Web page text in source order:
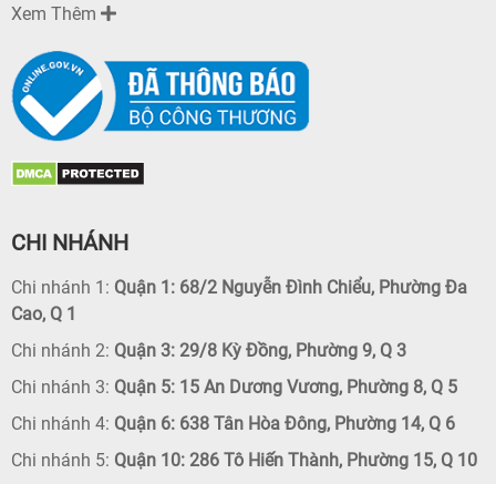
Xem Thêm
CHI NHÁNH
Chi nhánh 1: Quận 1: 68/2 Nguyễn Đình Chiểu, Phường Đa
Cao, Q 1
Chi nhánh 2: Quận 3: 29/8 Kỳ Đồng, Phường 9, Q 3
Chi nhánh 3: Quận 5: 15 An Dương Vương, Phường 8, Q 5
Chi nhánh 4: Quận 6: 638 Tân Hòa Đông, Phường 14, Q 6
Chi nhánh 5: Quận 10: 286 Tô Hiến Thành, Phường 15, Q 10